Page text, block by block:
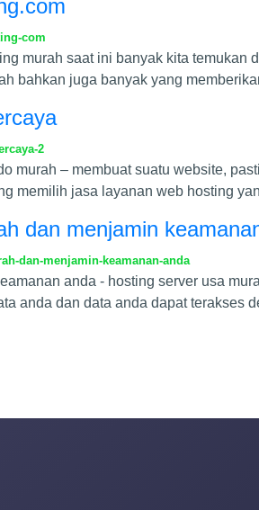
com
murah saat ini banyak kita temukan
bahkan juga banyak yang
2
murah – membuat suatu website,
memilih jasa layanan web hosting
dan menjamin
dan-menjamin-keamanan-anda
anda - hosting server usa
anda dan data anda dapat terakses